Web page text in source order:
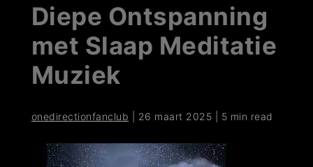
Diepe Ontspanning
met Slaap Meditatie
Muziek
onedirectionfanclub 26 maart 2025 5 min read